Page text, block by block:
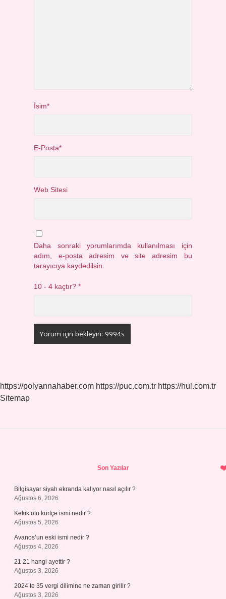
İsim*
E-Posta*
Web Sitesi
Daha sonraki yorumlarımda kullanılması için
adım, e-posta adresim ve site adresim bu
tarayıcıya kaydedilsin.
10 - 4 kaçtır?*
https://polyannahaber.com https://puc.com.tr https://hul.com.tr
Sitemap
Son Yazılar
Bilgisayar siyah ekranda kalıyor nasıl açılır ?
Ağustos 6, 2026
Kekik otu kürtçe ismi nedir ?
Ağustos 5, 2026
Avanos’un eski ismi nedir ?
Ağustos 4, 2026
21 21 hangi ayettir ?
Ağustos 3, 2026
2024’te 35 vergi dilimine ne zaman girilir ?
Ağustos 3, 2026